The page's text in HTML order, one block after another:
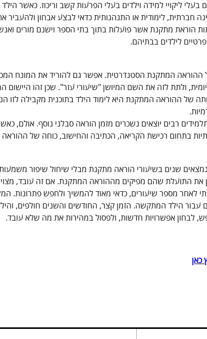
ליקויי למידה וילדים בעלי הפרעות קשב וריכוז. כאשר
חברתית, לימודית או התנהגותית כדאי לבצע אבחון ולהעביר
הוראת מתקנת אשר פועלות בתוך בתי הספר וישנם מורים
לילדים בבתיהם.
המתקנת הסטנדרטית. אפשר גם להוריד את המונח
ולתת לזה את השם המיושן "שיעורי עזר". שכן זהו היישום
של ההוראה המתקנת היא לימוד הילד בתוכנית מקבילה לזו
רבים יוצאים נשכרים מזמן הוראה סבלני נוסף. אולם,
בתחום רכישת הקריאה, הכתיבה והחישוב, כוחה של
שנים בשיעורי הוראה מתקנת מבלי שיחול שיפור
את התועלת שהם מפיקים מההוראה המתקנת. אם זה עובד,
לאחר מספר שיעורים, כדאי מאוד להמשיך ולחפש פתרונות.
עבור הילד המתקשה. הזמן קצר, החודשים והשנים חולפים,
לבחון אפשרויות חדשות, ולפסול במהירות את מה שלא עובד.
כאן